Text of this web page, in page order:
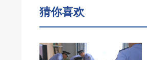
猜你喜欢